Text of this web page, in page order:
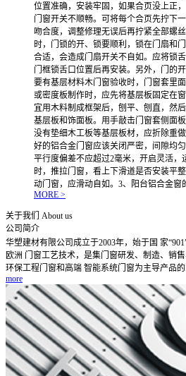
位置准确，安装牢固，如果合页没上正
门窗开关不顺畅。可将每个合页先拧下
吻合度，调整修理无误后再拧紧全部螺
时，门锁的开、锁要顺利，锁在门扇和
合适，会造成门扇开关不自如。应将锁
门框锁舌口位置后再安装。另外，门的
要有基层材料木门窗验收时，门窗套里
或密度板制作时，应先将基层板固定在
宜用木料制成框架后，刨平、刨直，然
基层板和饰面板。用手敲击门窗套侧面
没有垫细木工板等基层板材，应折除重
好的铝合金门窗应该关闭严密，间隙均
平行度偏差不应超过2毫米，开启灵活，
时，推拉门窗，看上下滑道是否安装平
动门窗，应滑动自如。3、阳台铝合金窗
MORE >
关于我们 About us
公司简介
华塑建材有限公司成立于2003年，始于国 家
欧洲 门窗工艺技术，是集门窗研发、制造、销
环保工程门窗和高端 智能系统门窗为主导产品的
more